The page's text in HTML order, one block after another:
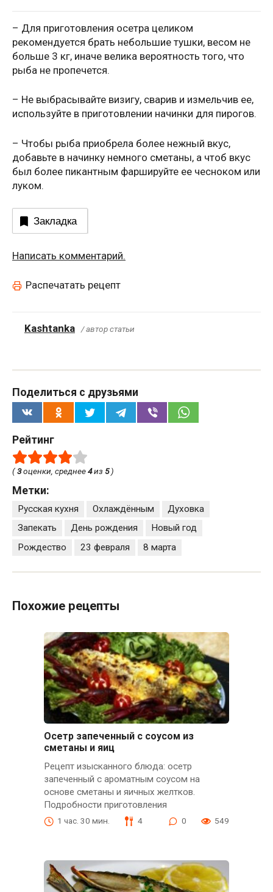
– Для приготовления осетра целиком
рекомендуется брать небольшие тушки, весом не
больше 3 кг, иначе велика вероятность того, что
рыба не пропечется.
– Не выбрасывайте визигу, сварив и измельчив ее,
используйте в приготовлении начинки для пирогов.
– Чтобы рыба приобрела более нежный вкус,
добавьте в начинку немного сметаны, а чтоб вкус
был более пикантным фаршируйте ее чесноком или
луком.
Закладка
Написать комментарий.
Распечатать рецепт
Kashtanka / автор статьи
Поделиться с друзьями
Рейтинг
(3оценки, среднее4из 5)
Метки:
Русская кухня Охлаждённым
Духовка
Запекать
День рождения
Новый год
Рождество
23 февраля 8 марта
Похожие рецепты
Осетр запеченный с соусом из
сметаны и яиц
Рецепт изысканного блюда: осетр
запеченный с ароматным соусом на
основе сметаны и яичных желтков.
Подробности приготовления
1 час. 30 мин. 4 0 549